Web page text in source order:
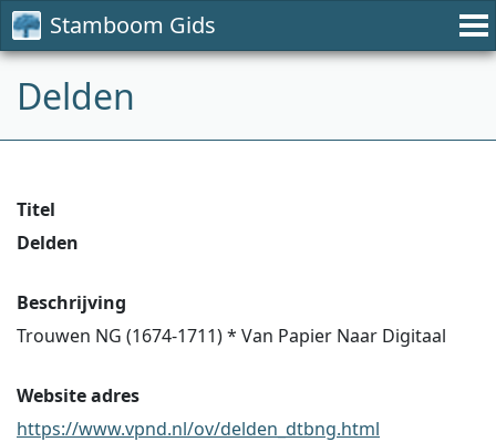
Stamboom Gids
Delden
Titel
Delden
Beschrijving
Trouwen NG (1674-1711) * Van Papier Naar Digitaal
Website adres
https://www.vpnd.nl/ov/delden_dtbng.html